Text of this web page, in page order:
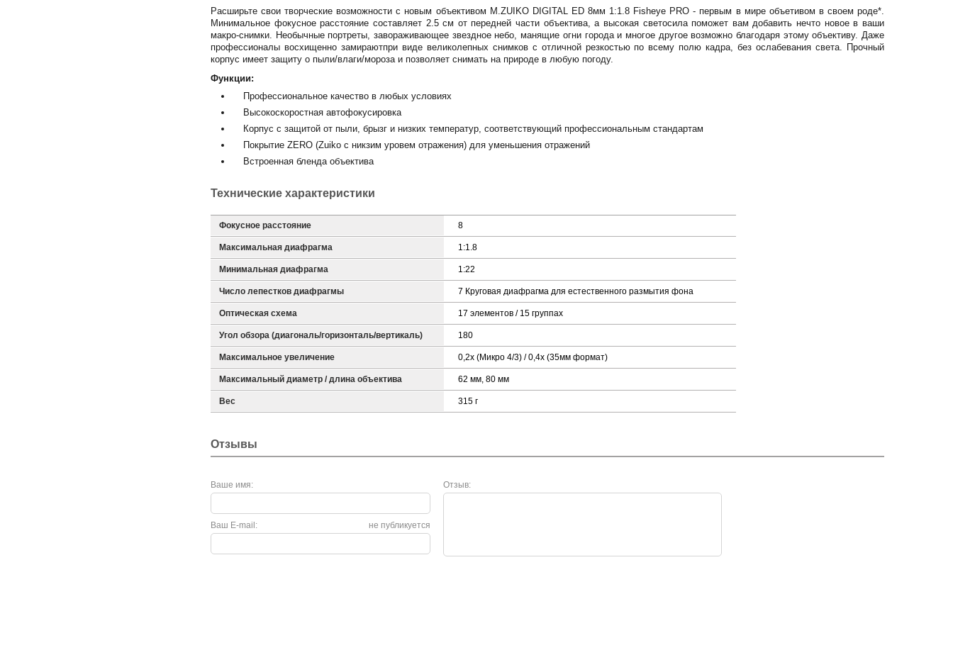
Расширьте свои творческие возможности с новым объективом M.ZUIKO DIGITAL ED 8мм 1:1.8 Fisheye PRO - первым в мире объетивом в своем роде*.
Минимальное фокусное расстояние составляет 2.5 см от передней части объектива, а высокая светосила поможет вам добавить нечто новое в ваши
макро-снимки. Необычные портреты, завораживающее звездное небо, манящие огни города и многое другое возможно благодаря этому объективу. Даже
профессионалы восхищенно замираютпри виде великолепных снимков с отличной резкостью по всему полю кадра, без ослабевания света. Прочный
корпус имеет защиту о пыли/влаги/мороза и позволяет снимать на природе в любую погоду.
Функции:
Профессиональное качество в любых условиях
Высокоскоростная автофокусировка
Корпус с защитой от пыли, брызг и низких температур, соответствующий профессиональным стандартам
Покрытие ZERO (Zuiko с никзим уровем отражения) для уменьшения отражений
Встроенная бленда объектива
Технические характеристики
Фокусное расстояние 8
Максимальная диафрагма 1:1.8
Минимальная диафрагма 1:22
Число лепестков диафрагмы 7 Круговая диафрагма для естественного размытия фона
Оптическая схема 17 элементов / 15 группах
Угол обзора (диагональ/горизонталь/вертикаль) 180
Максимальное увеличение 0,2x (Микро 4/3) / 0,4x (35мм формат)
Максимальный диаметр / длина объектива 62 мм, 80 мм
Вес 315 г
Отзывы
Ваше имя: Отзыв:
не публикуется
Ваш E-mail: